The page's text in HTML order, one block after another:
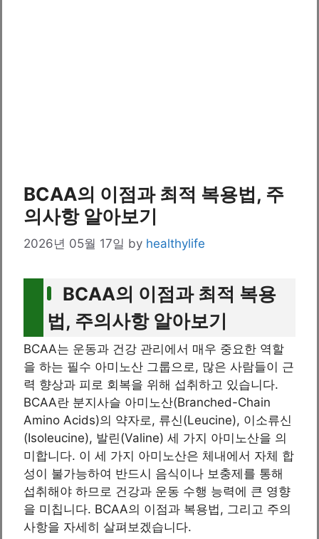
BCAA의 이점과 최적 복용법, 주
의사항 알아보기
2026년 05월 17일 by healthylife
BCAA의 이점과 최적 복용
법, 주의사항 알아보기
BCAA는 운동과 건강 관리에서 매우 중요한 역할
을 하는 필수 아미노산 그룹으로, 많은 사람들이 근
력 향상과 피로 회복을 위해 섭취하고 있습니다.
BCAA란 분지사슬 아미노산(Branched-Chain
Amino Acids)의 약자로, 류신(Leucine), 이소류신
(Isoleucine), 발린(Valine) 세 가지 아미노산을 의
미합니다. 이 세 가지 아미노산은 체내에서 자체 합
성이 불가능하여 반드시 음식이나 보충제를 통해
섭취해야 하므로 건강과 운동 수행 능력에 큰 영향
을 미칩니다. BCAA의 이점과 복용법, 그리고 주의
사항을 자세히 살펴보겠습니다.